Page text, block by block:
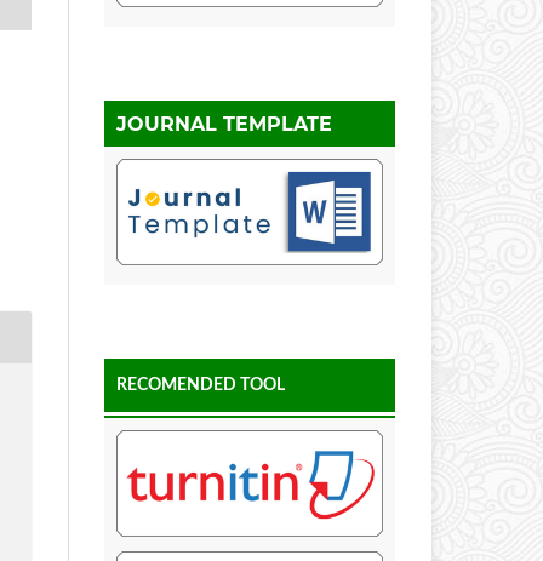
JOURNAL TEMPLATE
RECOMENDED TOOL